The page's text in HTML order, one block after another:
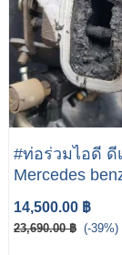
#ท่อร่วมไอดี ดี
Mercedes
W203 CDI
C220CDI
14,500.00 ฿
23,690.00 ฿ (-39%)